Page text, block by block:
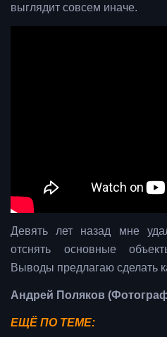
выглядит совсем иначе.
Девять лет назад мне
отснять основные
Выводы предлагаю сделать
Андрей Поляков
ЕЩЁ ПО ТЕМЕ: